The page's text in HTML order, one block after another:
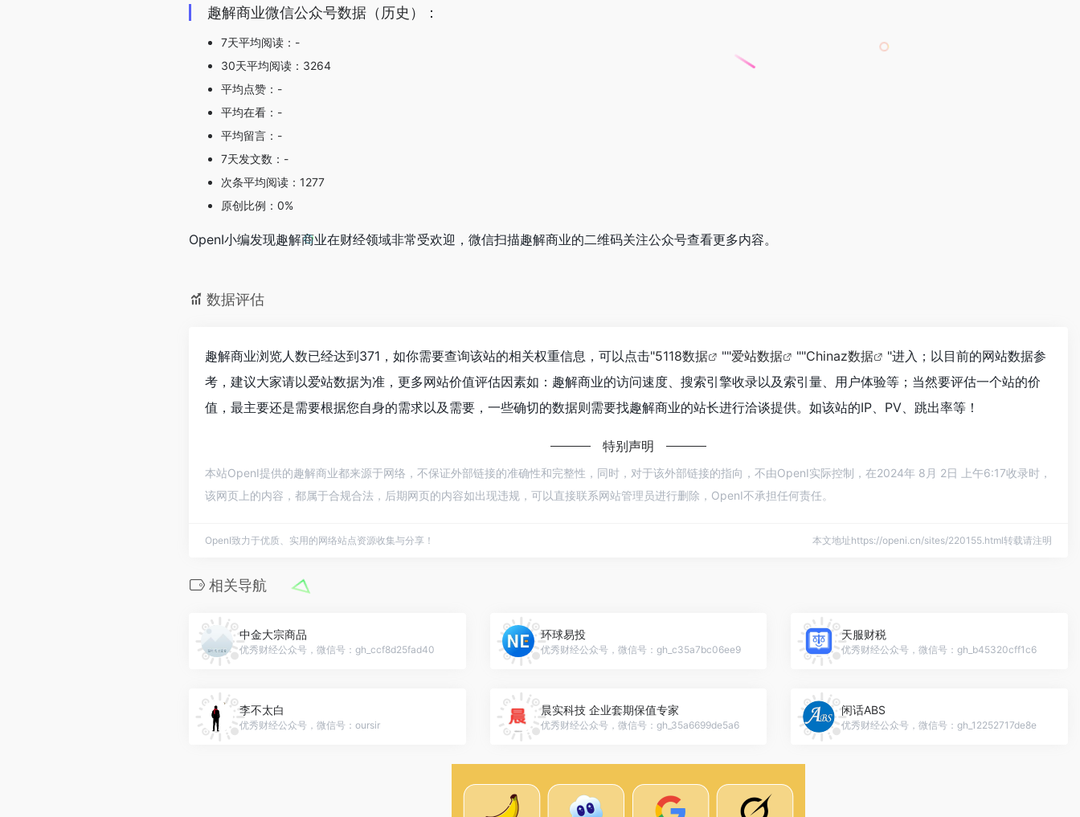
趣解商业微信公众号数据（历史）：
7天平均阅读：-
30天平均阅读：3264
平均点赞：-
平均在看：-
平均留言：-
7天发文数：-
次条平均阅读：1277
原创比例：0%
OpenI小编发现趣解商业在财经领域非常受欢迎，微信扫描趣解商业的二维码关注公众号查看更多内容。
数据评估
趣解商业浏览人数已经达到371，如你需要查询该站的相关权重信息，可以点击"5118数据 ""爱站数据 ""Chinaz数据
"进入；以目前的网站数据参
考，建议大家请以爱站数据为准，更多网站价值评估因素如：趣解商业的访问速度、搜索引擎收录以及索引量、用户体验等；当然要评估一个站的价
值，最主要还是需要根据您自身的需求以及需要，一些确切的数据则需要找趣解商业的站长进行洽谈提供。如该站的IP、PV、跳出率等！
特别声明
本站OpenI提供的趣解商业都来源于网络，不保证外部链接的准确性和完整性，同时，对于该外部链接的指向，不由OpenI实际控制，在2024年 8月 2日 上午6:17收录时，
该网页上的内容，都属于合规合法，后期网页的内容如出现违规，可以直接联系网站管理员进行删除，OpenI不承担任何责任。
OpenI致力于优质、实用的网络站点资源收集与分享！ 本文地址https://openi.cn/sites/220155.html转载请注明
相关导航
中金大宗商品
优秀财经公众号，微信号：gh_ccf8d25fad40
环球易投
优秀财经公众号，微信号：gh_c35a7bc06ee9
天服财税
优秀财经公众号，微信号：gh_b45320cff1c6
李不太白
优秀财经公众号，微信号：oursir
晨实科技 企业套期保值专家
优秀财经公众号，微信号：gh_35a6699de5a6
闲话ABS
优秀财经公众号，微信号：gh_12252717de8e